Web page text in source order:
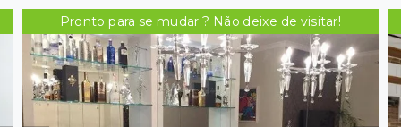
Pronto para se mudar ? Não deixe de visitar!